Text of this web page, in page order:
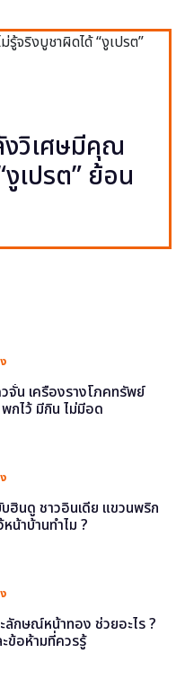
งวิเศษมีคุณ
เปรต” ย้อน
จั่น เครื่องรางโภคทรัพย์
กไว้ มีกิน ไม่มีอด
ฮินดู ชาวอินเดีย แขวนพริก
หน้าบ้านทำไม ?
ลักษณ์หน้าทอง ช่วยอะไร ?
ข้อห้ามที่ควรรู้